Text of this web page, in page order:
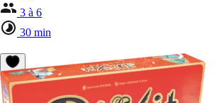
3 à 6
30 min